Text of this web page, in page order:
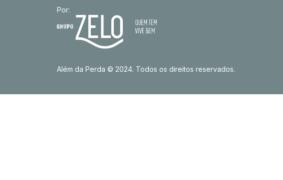
Por:
Além da Perda © 2024. Todos os direitos reservados.